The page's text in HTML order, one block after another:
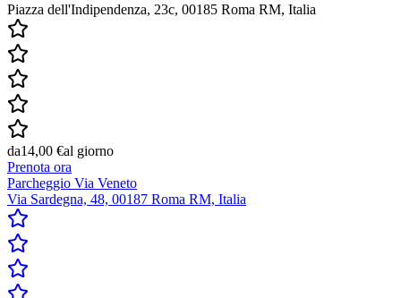
Piazza dell'Indipendenza, 23c, 00185 Roma RM, Italia
da14,00 €al giorno
Prenota ora
Parcheggio Via Veneto
Via Sardegna, 48, 00187 Roma RM, Italia